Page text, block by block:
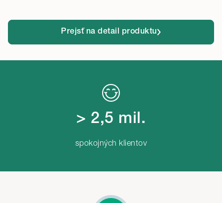
Prejsť na detail produktu
> 2,5 mil.
spokojných klientov